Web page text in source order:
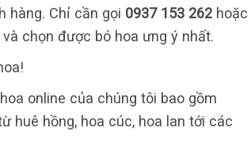
hàng. Chỉ cần gọi 0937 153 262 hoặc
chọn được bó hoa ưng ý nhất.
online của chúng tôi bao gồm
huê hồng, hoa cúc, hoa lan tới các